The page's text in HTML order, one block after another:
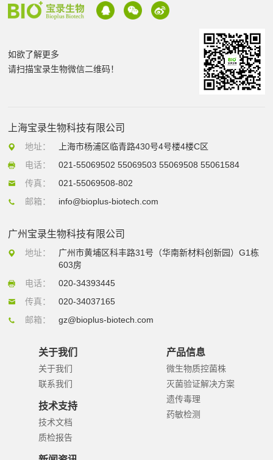
如欲了解更多
请扫描宝录生物微信二维码！
上海宝录生物科技有限公司
地址：
上海市杨浦区临青路430号4号楼4楼C区
电话：
021-55069502 55069503 55069508 55061584
传真：
021-55069508-802
邮箱：
info@bioplus-biotech.com
广州宝录生物科技有限公司
地址：
广州市黄埔区科丰路31号（华南新材料创新园）G1栋
603房
电话：
020-34393445
传真：
020-34037165
邮箱：
gz@bioplus-biotech.com
关于我们
关于我们
联系我们
技术支持
技术文档
质检报告
产品信息
微生物质控菌株
灭菌验证解决方案
遗传毒理
药敏检测